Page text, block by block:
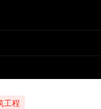
工程